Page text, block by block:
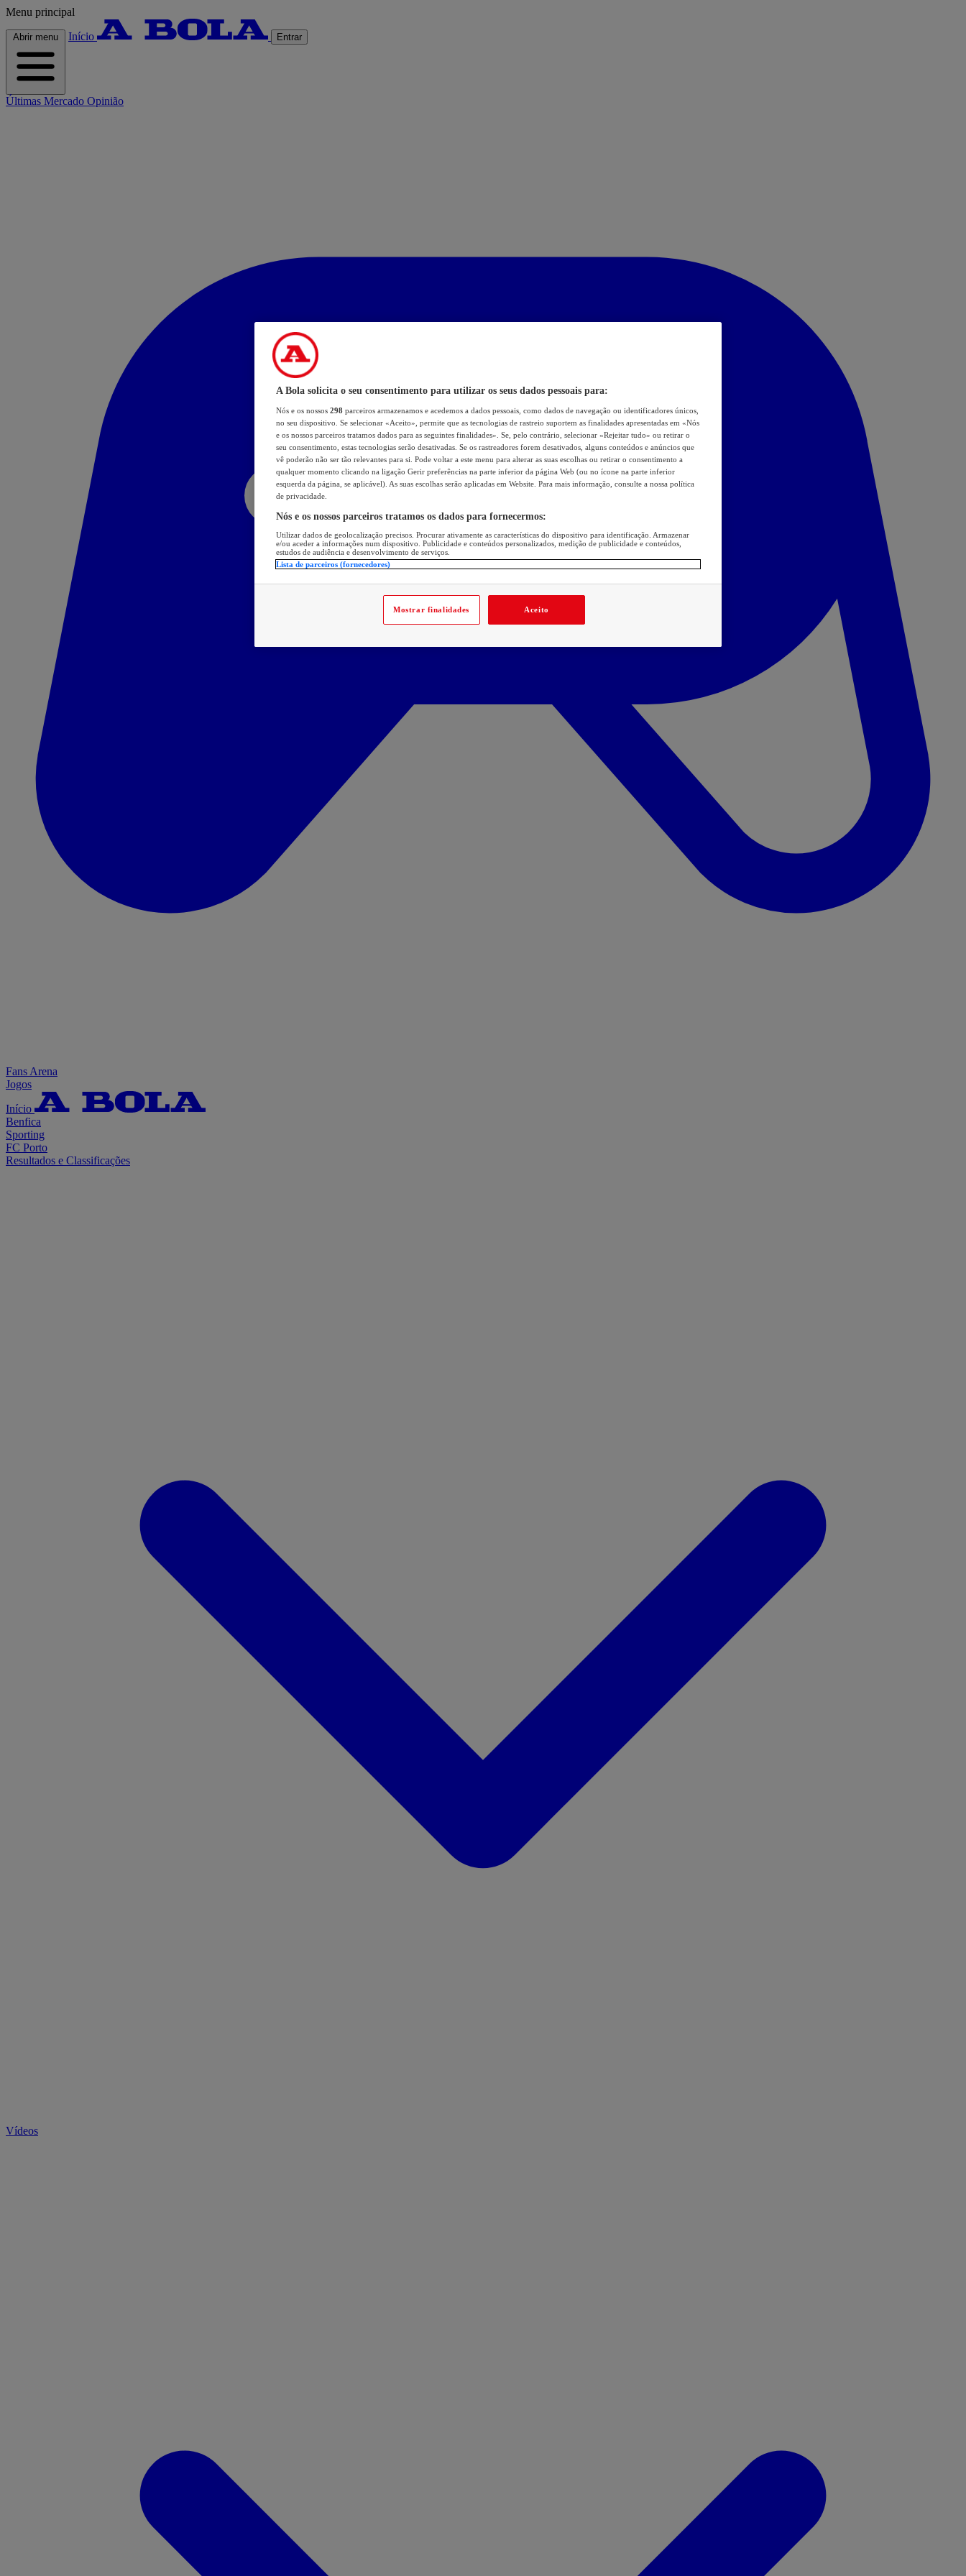
Menu principal
Abrir menu Início Entrar
Últimas Mercado Opinião
Fans Arena
Jogos
Início
Benfica
Sporting
FC Porto
Resultados e Classificações
Vídeos
A Bola solicita o seu consentimento para utilizar os seus dados pessoais para:
Nós e os nossos 298 parceiros armazenamos e acedemos a dados pessoais, como dados de navegação ou identificadores únicos,
no seu dispositivo. Se selecionar «Aceito», permite que as tecnologias de rastreio suportem as finalidades apresentadas em «Nós
e os nossos parceiros tratamos dados para as seguintes finalidades». Se, pelo contrário, selecionar «Rejeitar tudo» ou retirar o
seu consentimento, estas tecnologias serão desativadas. Se os rastreadores forem desativados, alguns conteúdos e anúncios que
vê poderão não ser tão relevantes para si. Pode voltar a este menu para alterar as suas escolhas ou retirar o consentimento a
qualquer momento clicando na ligação Gerir preferências na parte inferior da página Web (ou no ícone na parte inferior
esquerda da página, se aplicável). As suas escolhas serão aplicadas em Website. Para mais informação, consulte a nossa política
de privacidade.
Nós e os nossos parceiros tratamos os dados para fornecermos:
Utilizar dados de geolocalização precisos. Procurar ativamente as características do dispositivo para identificação. Armazenar
e/ou aceder a informações num dispositivo. Publicidade e conteúdos personalizados, medição de publicidade e conteúdos,
estudos de audiência e desenvolvimento de serviços.
Lista de parceiros (fornecedores)
Mostrar finalidades Aceito